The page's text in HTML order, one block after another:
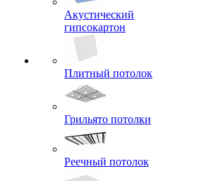
Акустический
гипсокартон
Плитный потолок
Грильято потолки
Реечный потолок